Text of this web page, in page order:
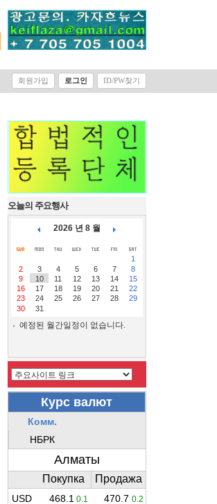
회원가입 로그인 ID/PW찾기
오늘의 주요행사
2026 년 8 월
1
2
3 4 5 6 7
8
9
10 11 12 13 14
15
16
17 18 19 20 21
22
23
24 25 26 27 28
29
30
31
예정된 월간일정이 없습니다.